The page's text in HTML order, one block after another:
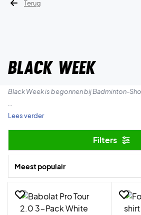
Terug
BLACK WEEK
Black Week is begonnen bij Badminton-
Vind de beste aanbiedingen op
Het wordt niet goedkoper – bespaar tot
Of je nu beginner of ervaren speler bent –
Veel shopplezier en een fijne Black Week!
Lees verder
Filters
Meest populair